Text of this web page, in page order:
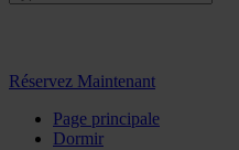
Réservez Maintenant
Page principale
Dormir